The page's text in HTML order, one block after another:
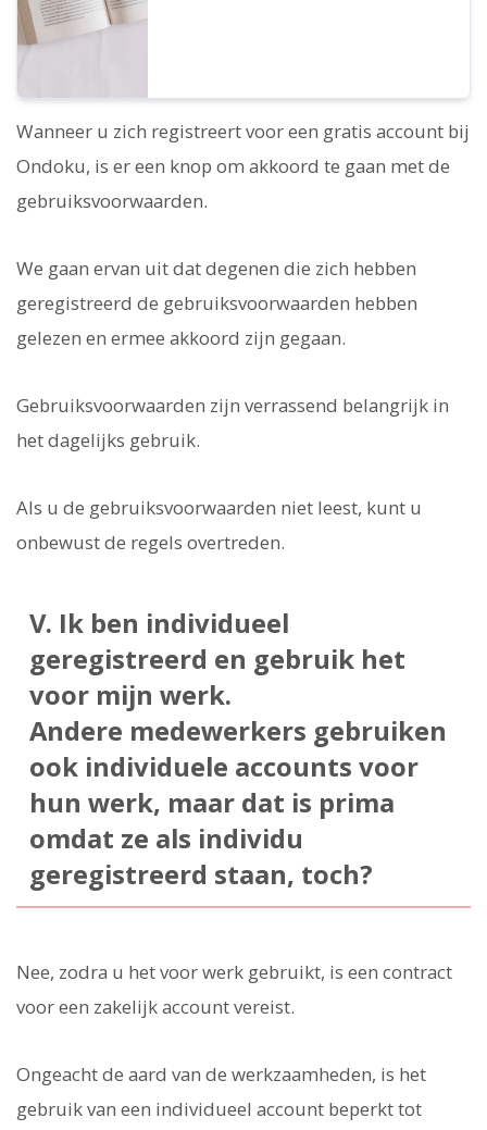
Wanneer u zich registreert voor een gratis account bij
Ondoku, is er een knop om akkoord te gaan met de
gebruiksvoorwaarden.
We gaan ervan uit dat degenen die zich hebben
geregistreerd de gebruiksvoorwaarden hebben
gelezen en ermee akkoord zijn gegaan.
Gebruiksvoorwaarden zijn verrassend belangrijk in
het dagelijks gebruik.
Als u de gebruiksvoorwaarden niet leest, kunt u
onbewust de regels overtreden.
V. Ik ben individueel
geregistreerd en gebruik het
voor mijn werk.
Andere medewerkers gebruiken
ook individuele accounts voor
hun werk, maar dat is prima
omdat ze als individu
geregistreerd staan, toch?
Nee, zodra u het voor werk gebruikt, is een contract
voor een zakelijk account vereist.
Ongeacht de aard van de werkzaamheden, is het
gebruik van een individueel account beperkt tot